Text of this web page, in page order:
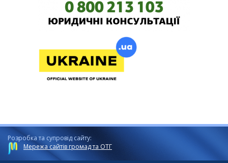
Розробка та супровід сайту:
Мережа сайтів громад та ОТГ